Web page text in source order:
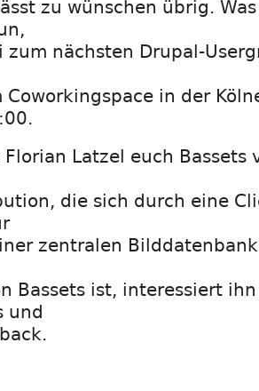
zu wünschen übrig.
zum nächsten Drupal-
in der
Latzel euch Bassets
die sich durch eine
zentralen
Bassets ist, interessiert
und